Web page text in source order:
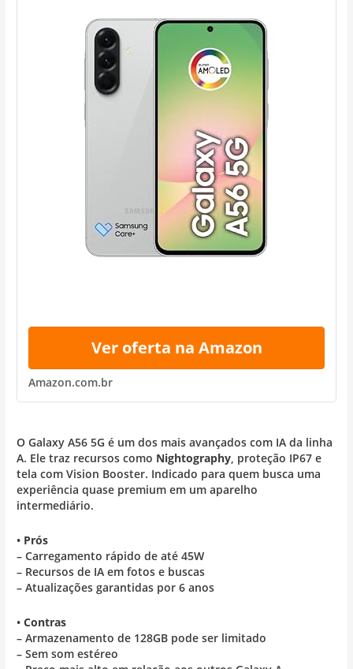
Ver oferta na Amazon
Amazon.com.br
O Galaxy A56 5G é um dos mais avançados com IA da linha
A. Ele traz recursos como Nightography , proteção IP67 e
tela com Vision Booster. Indicado para quem busca uma
experiência quase premium em um aparelho
intermediário.
• Prós
– Carregamento rápido de até 45W
– Recursos de IA em fotos e buscas
– Atualizações garantidas por 6 anos
•Contras
– Armazenamento de 128GB pode ser limitado
– Sem som estéreo